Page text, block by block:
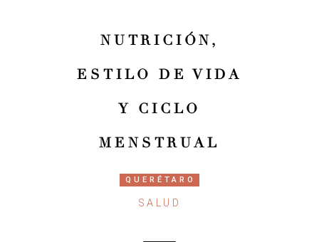
NUTRICIÓN,
ESTILO DE VIDA
Y CICLO
MENSTRUAL
QUERÉTARO
SALUD